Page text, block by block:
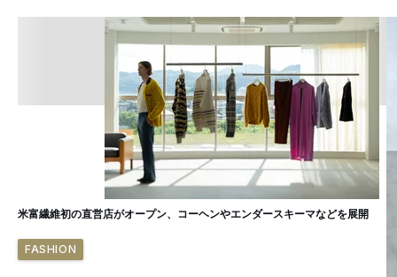
米富繊維初の直営店がオープン、コーヘンやエンダースキーマなどを展開
FASHION